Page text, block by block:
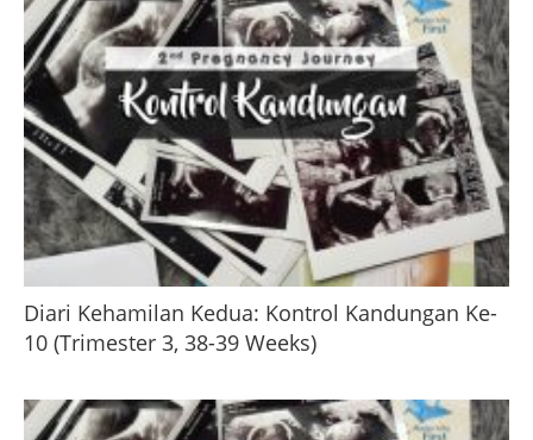
Diari Kehamilan Kedua: Kontrol Kandungan Ke-
10 (Trimester 3, 38-39 Weeks)